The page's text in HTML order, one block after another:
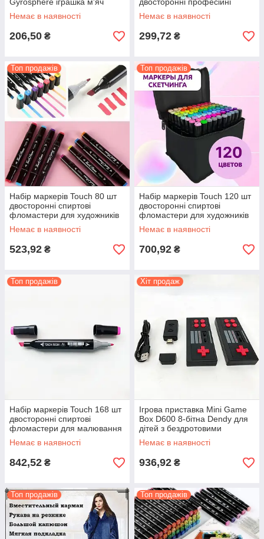
бумеранг, іграшка літаюча
куля
Немає в наявності
206,50 ₴
фломастери для художників
Немає в наявності
299,72 ₴
Топ продажів
Набір маркерів Touch 80 шт
двосторонні спиртові
фломастери для художників
для малювання та скетчів
Немає в наявності
523,92 ₴
Топ продажів
Набір маркерів Touch 120 шт
двосторонні спиртові
фломастери для художників
для малювання та скетчів
Немає в наявності
700,92 ₴
Топ продажів
Набір маркерів Touch 168 шт
двосторонні спиртові
фломастери для малювання
та каліграфії
Немає в наявності
842,52 ₴
Хіт продаж
Ігрова приставка Mini Game
Box D600 8-бітна Dendy для
дітей з бездротовими
джойстиками
Немає в наявності
936,92 ₴
Топ продажів Топ продажів